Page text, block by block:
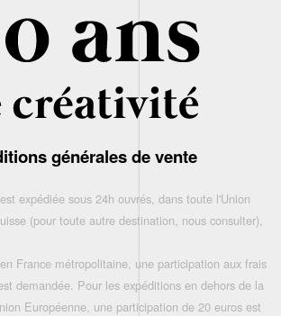
générales de vente
expédiée sous 24h ouvrés, dans toute l'Union
(pour toute autre destination, nous consulter),
France métropolitaine, une participation aux frais
demandée. Pour les expéditions en dehors de la
Européenne, une participation de 20 euros est